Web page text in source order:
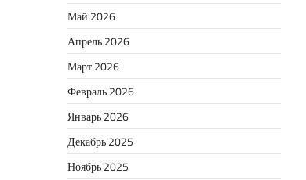
Май 2026
Апрель 2026
Март 2026
Февраль 2026
Январь 2026
Декабрь 2025
Ноябрь 2025